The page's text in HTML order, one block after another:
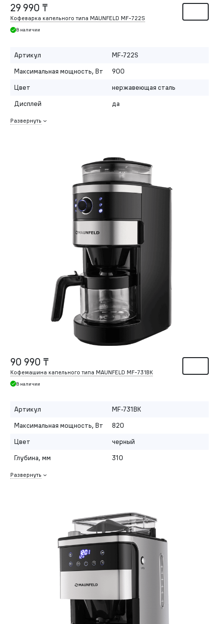
29 990 ₸
Кофеварка капельного типа MAUNFELD MF-722S
В наличии
Артикул
MF-722S
Максимальная мощность, Вт
900
Цвет
нержавеющая сталь
Дисплей
да
Развернуть
90 990 ₸
Кофемашина капельного типа MAUNFELD MF-731BK
В наличии
Артикул
MF-731BK
Максимальная мощность, Вт
820
Цвет
черный
Глубина, мм
310
Развернуть